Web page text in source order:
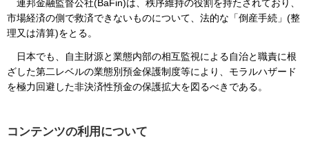
連邦金融監督公社(BaFin)は、秩序維持の役割を持たされており、
市場経済の側で救済できないものについて、法的な「倒産手続」(整
理又は清算)をとる。
日本でも、自主財源と業態内部の相互監視による自治と職責に根
ざした第二レベルの業態別預金保護制度等により、モラルハザード
を極力回避した非決済性預金の保護拡大を図るべきである。
コンテンツの利用について